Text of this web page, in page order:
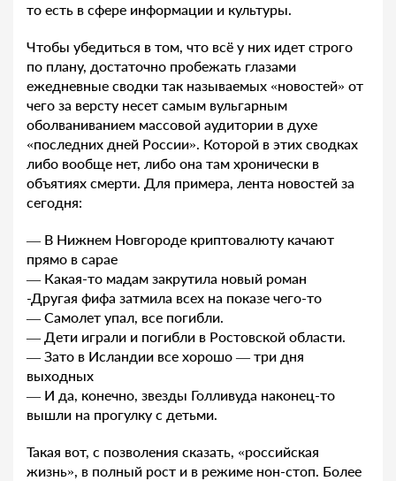
то есть в сфере информации и культуры.
Чтобы убедиться в том, что всё у них идет строго
по плану, достаточно пробежать глазами
ежедневные сводки так называемых «новостей» от
чего за версту несет самым вульгарным
оболваниванием массовой аудитории в духе
«последних дней России». Которой в этих сводках
либо вообще нет, либо она там хронически в
объятиях смерти. Для примера, лента новостей за
сегодня:
— В Нижнем Новгороде криптовалюту качают
прямо в сарае
— Какая-то мадам закрутила новый роман
-Другая фифа затмила всех на показе чего-то
— Самолет упал, все погибли.
— Дети играли и погибли в Ростовской области.
— Зато в Исландии все хорошо — три дня
выходных
— И да, конечно, звезды Голливуда наконец-то
вышли на прогулку с детьми.
Такая вот, с позволения сказать, «российская
жизнь», в полный рост и в режиме нон-стоп. Более